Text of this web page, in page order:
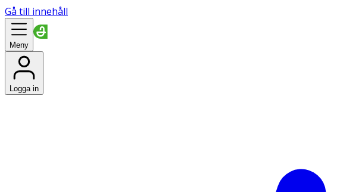
Gå till innehåll
Meny
Logga in